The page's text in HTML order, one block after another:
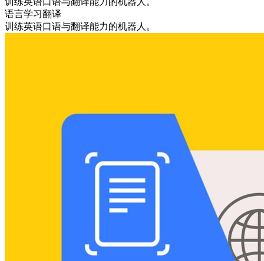
语言学习翻译
训练英语口语与翻译能力的机器人。